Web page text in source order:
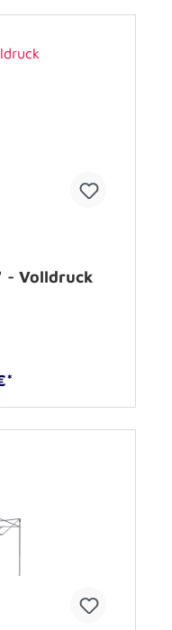
- Volldruck